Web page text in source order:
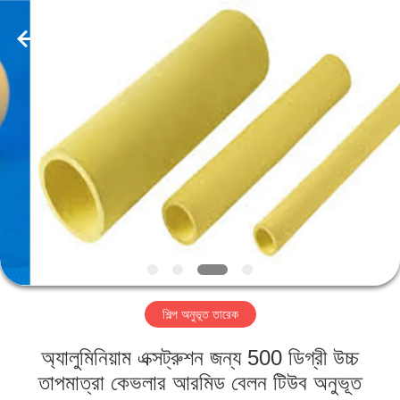
বাড়ি
আমাদের
কারখানা
2026
LTD.
Reserved.
শিল্প অনুভূত তারেক
অ্যালুমিনিয়াম এক্সট্রুশন জন্য 500 ডিগ্রী উচ্চ
তাপমাত্রা কেভলার আরমিড বেলন টিউব অনুভূত